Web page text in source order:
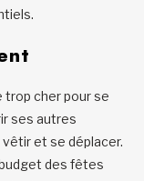
trop cher pour se
ses autres
et se déplacer.
des fêtes